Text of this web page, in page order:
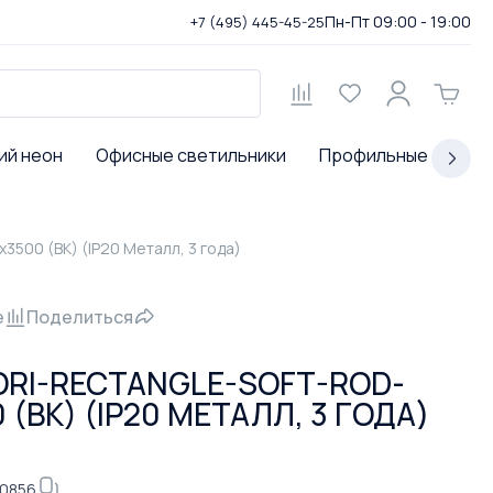
+7 (495) 445-45-25Пн-Пт 09:00 - 19:00
неон Офисные светильники Профильные
(BK) (IP20 Металл, 3 года)
Поделиться
RECTANGLE-SOFT-ROD-
(BK) (IP20 МЕТАЛЛ, 3 ГОДА)